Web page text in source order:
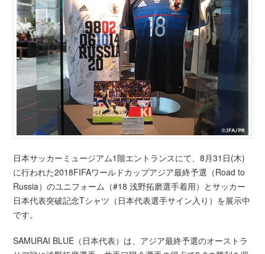
日本サッカーミュージアム1階エントランスにて、8月31日(木)
に行われた2018FIFAワールドカップアジア最終予選（Road to
Russia）のユニフォーム（#18 浅野拓磨選手着用）とサッカー
日本代表突破記念Tシャツ（日本代表選手サイン入り）を展示中
です。
SAMURAI BLUE（日本代表）は、アジア最終予選のオーストラ